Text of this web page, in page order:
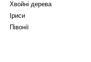
Хвойні дерева
Iриси
Півонії